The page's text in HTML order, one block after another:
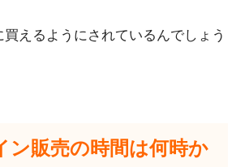
えるようにされているんでしょう
ン販売の時間は何時か